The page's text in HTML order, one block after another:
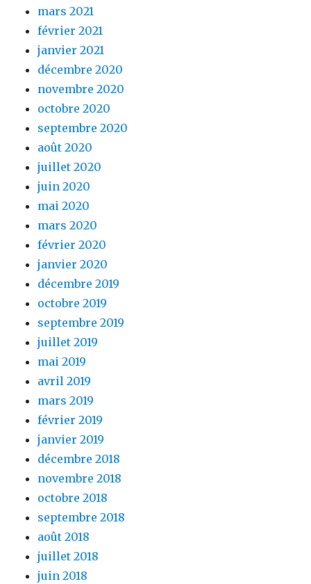
mars 2021
février 2021
janvier 2021
décembre 2020
novembre 2020
octobre 2020
septembre 2020
août 2020
juillet 2020
juin 2020
mai 2020
mars 2020
février 2020
janvier 2020
décembre 2019
octobre 2019
septembre 2019
juillet 2019
mai 2019
avril 2019
mars 2019
février 2019
janvier 2019
décembre 2018
novembre 2018
octobre 2018
septembre 2018
août 2018
juillet 2018
juin 2018